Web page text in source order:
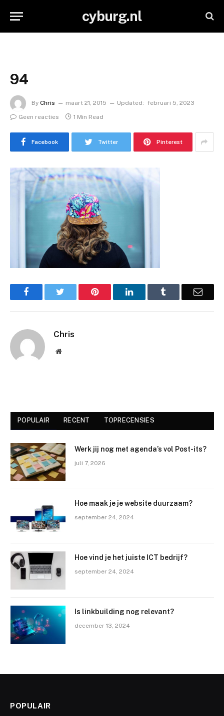
cyburg.nl
94
By Chris maart 21, 2015 Updated: februari 5, 2023
Geen reacties
1 Min Read
Facebook Twitter Pinterest
Facebook Pinterest LinkedIn Email
Chris
Website
POPULAIR RECENT TOPRECENSIES
Werk jij nog met agenda’s vol Post-its?
juli 7, 2026
Hoe maak je je website duurzaam?
september 24, 2024
Hoe vind je het juiste ICT bedrijf?
september 24, 2024
Is linkbuilding nog relevant?
december 13, 2024
POPULAIR